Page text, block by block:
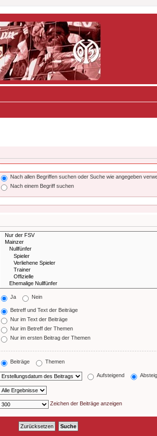
Nach allen Begriffen suchen oder Suche wie angegeben
Nach einem Begriff suchen
Ja Nein
Betreff und Text der Beiträge
Nur im Text der Beiträge
Nur im Betreff der Themen
Nur im ersten Beitrag der Themen
Beiträge Themen
Aufsteigend
Zeichen der Beiträge anzeigen